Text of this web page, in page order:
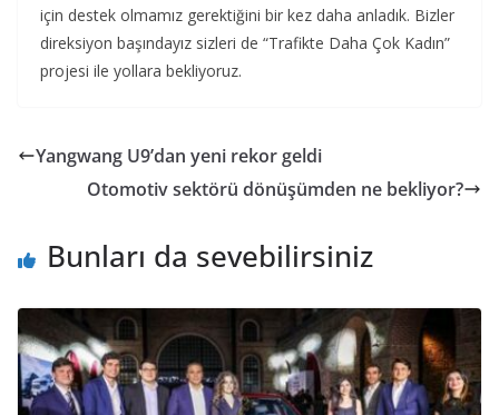
için destek olmamız gerektiğini bir kez daha anladık. Bizler
direksiyon başındayız sizleri de “Trafikte Daha Çok Kadın”
projesi ile yollara bekliyoruz.
Yangwang U9’dan yeni rekor geldi
Otomotiv sektörü dönüşümden ne bekliyor?
Bunları da sevebilirsiniz